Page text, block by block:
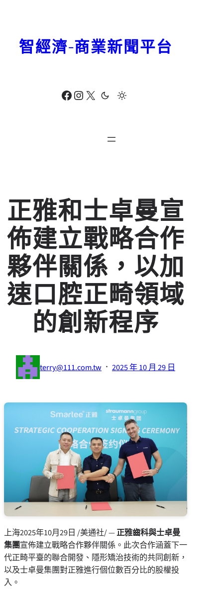
Facebook Instagram X
智經濟-商業新聞平台
正雅和士卓曼宣
佈建立戰略合作
夥伴關係，以加
速口腔正畸領域
的創新程序
terry@111.com.tw · 2025 年 10 月 29 日
上海2025年10月29日 /美通社/ —正雅齒科與士卓曼
集團宣佈建立戰略合作夥伴關係。此次合作涵蓋下一
代正畸平臺的聯合開發、隱形矯治技術的共同創新，
以及士卓曼集團對正雅進行個位數百分比的股權投
入。